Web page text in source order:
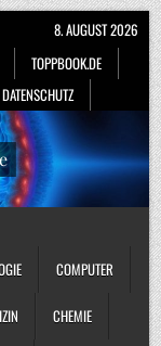
TOPPBOOK.DE
8. AUGUST 2026
COMPUTER
CHEMIE